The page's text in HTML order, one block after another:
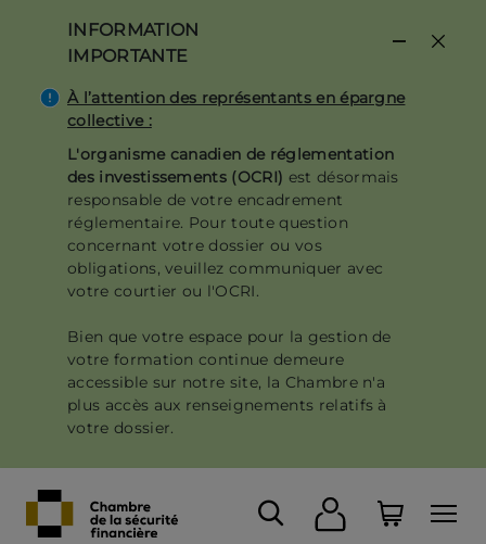
contenu
principal
INFORMATION
IMPORTANTE
À l’attention des représentants en épargne
collective :
L'organisme canadien de réglementation
des investissements (OCRI) est désormais
responsable de votre encadrement
réglementaire. Pour toute question
concernant votre dossier ou vos
obligations, veuillez communiquer avec
votre courtier ou l'OCRI.
Bien que votre espace pour la gestion de
votre formation continue demeure
accessible sur notre site, la Chambre n'a
plus accès aux renseignements relatifs à
votre dossier.